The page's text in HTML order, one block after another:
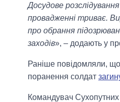
Досудове
провадженні триває.
про обрання
заходів», – додають у
Раніше повідомляли,
поранення солдат
Командувач